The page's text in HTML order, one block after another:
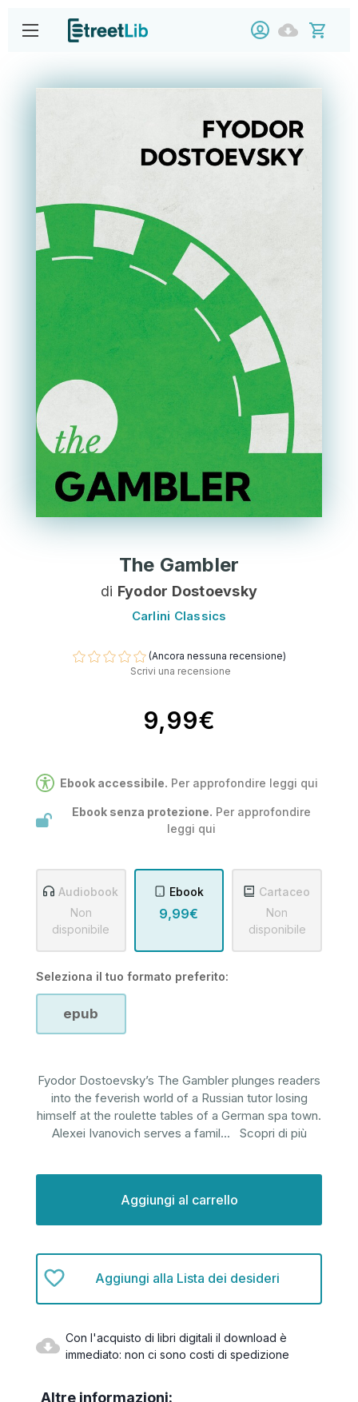
The Gambler
di Fyodor Dostoevsky
Carlini Classics
(Ancora nessuna recensione)
Scrivi una recensione
9,99€
Ebook senza protezione. Per approfondire
leggi qui
Ebook accessibile. Per approfondire leggi qui
Audiobook
Non
disponibile
Ebook
9,99€
Cartaceo
Non
disponibile
Seleziona il tuo formato preferito:
epub
Fyodor Dostoevsky’s The Gambler plunges readers
into the feverish world of a Russian tutor losing
himself at the roulette tables of a German spa town.
Alexei Ivanovich serves a famil... Scopri di più
Aggiungi alla Lista dei desideri
Con l'acquisto di libri digitali il download è
immediato: non ci sono costi di spedizione
Altre informazioni: